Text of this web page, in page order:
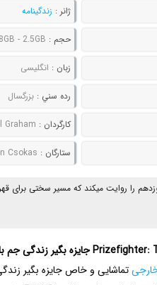
ژانر : زندگینامه
حجم : - 2.5GB
زبان : انگلیسی
رده سني :بزرگسال
کارگردان : Graham
ستارگان : Csokas
را روایت میکند که مسیر سختی برای